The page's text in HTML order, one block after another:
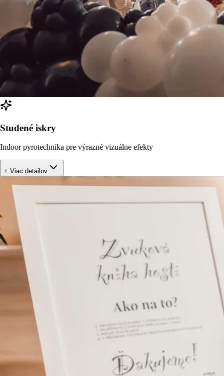
Studené iskry
Indoor pyrotechnika pre výrazné vizuálne efekty
+ Viac detailov